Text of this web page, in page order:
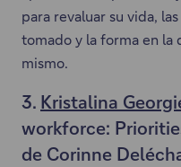
á
e
n
n
a
n
e
n
l
a
c
s
para revaluar su vida,
tomado y la forma en la
mismo.
3. Kristalina
workforce:
de Corinne